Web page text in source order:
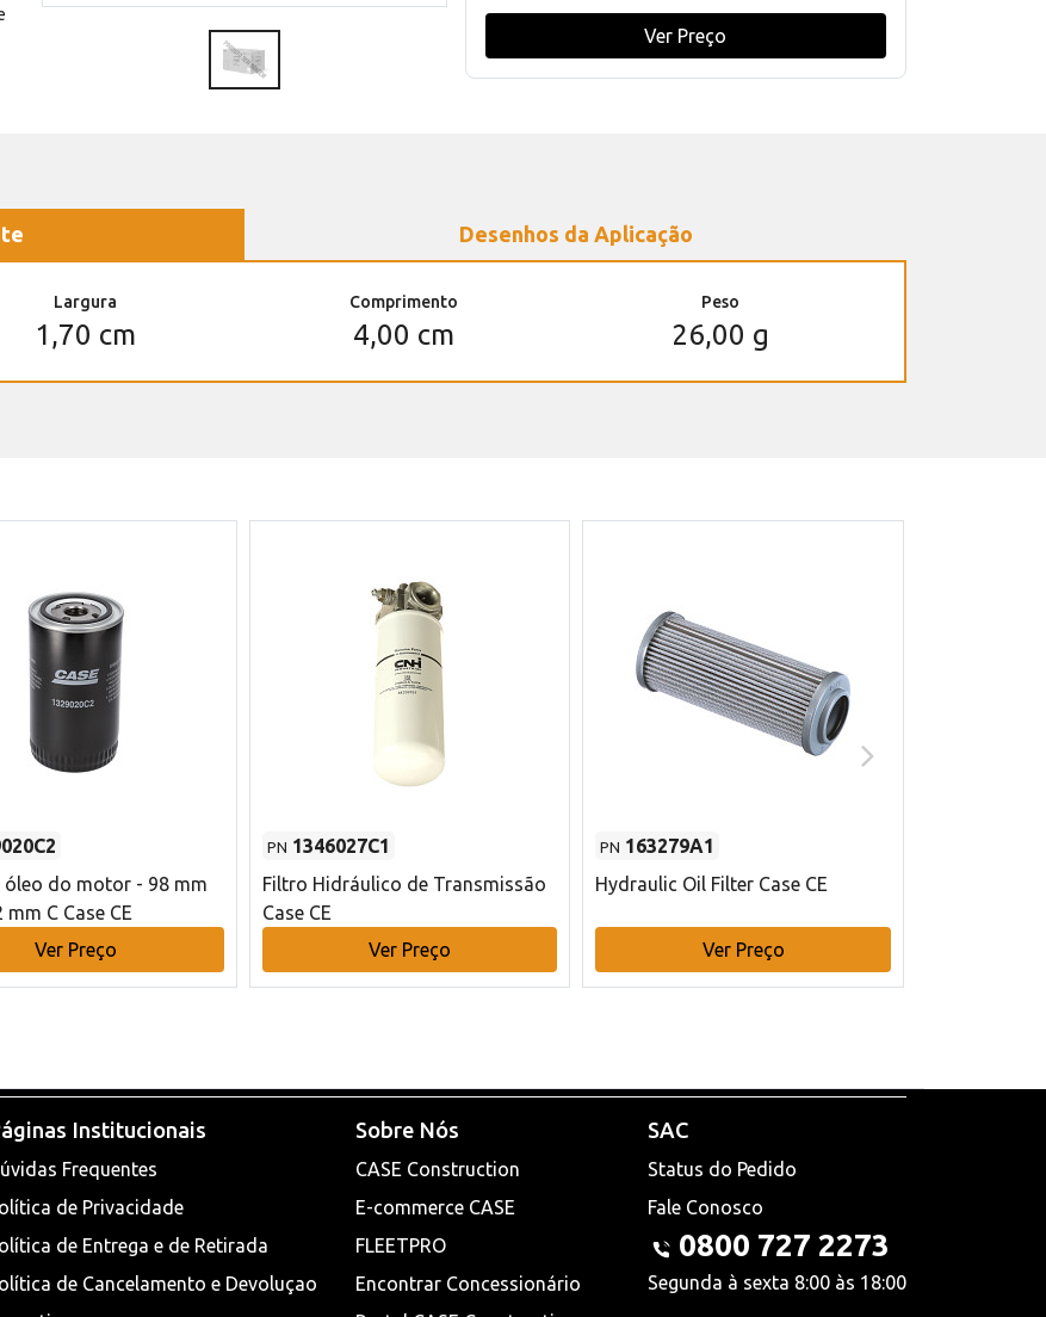
Ver Preço
Desenhos da Aplicação
Largura
1,70 cm
Comprimento
4,00 cm
Peso
26,00 g
óleo do motor - 98 mm
mm C Case CE
Ver Preço
PN 1346027C1
Filtro Hidráulico de Transmissão
Case CE
Ver Preço
PN 163279A1
Hydraulic Oil Filter Case CE
Ver Preço
Institucionais
Frequentes
de Privacidade
de Entrega e de Retirada
de Cancelamento e Devoluçao
Sobre Nós
CASE Construction
E-commerce CASE
FLEETPRO
Encontrar Concessionário
SAC
Status do Pedido
Fale Conosco
0800 727 2273
Segunda à sexta 8:00 às 18:00